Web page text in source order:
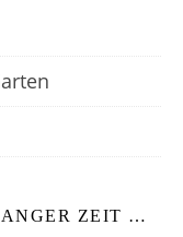
ZEIT …